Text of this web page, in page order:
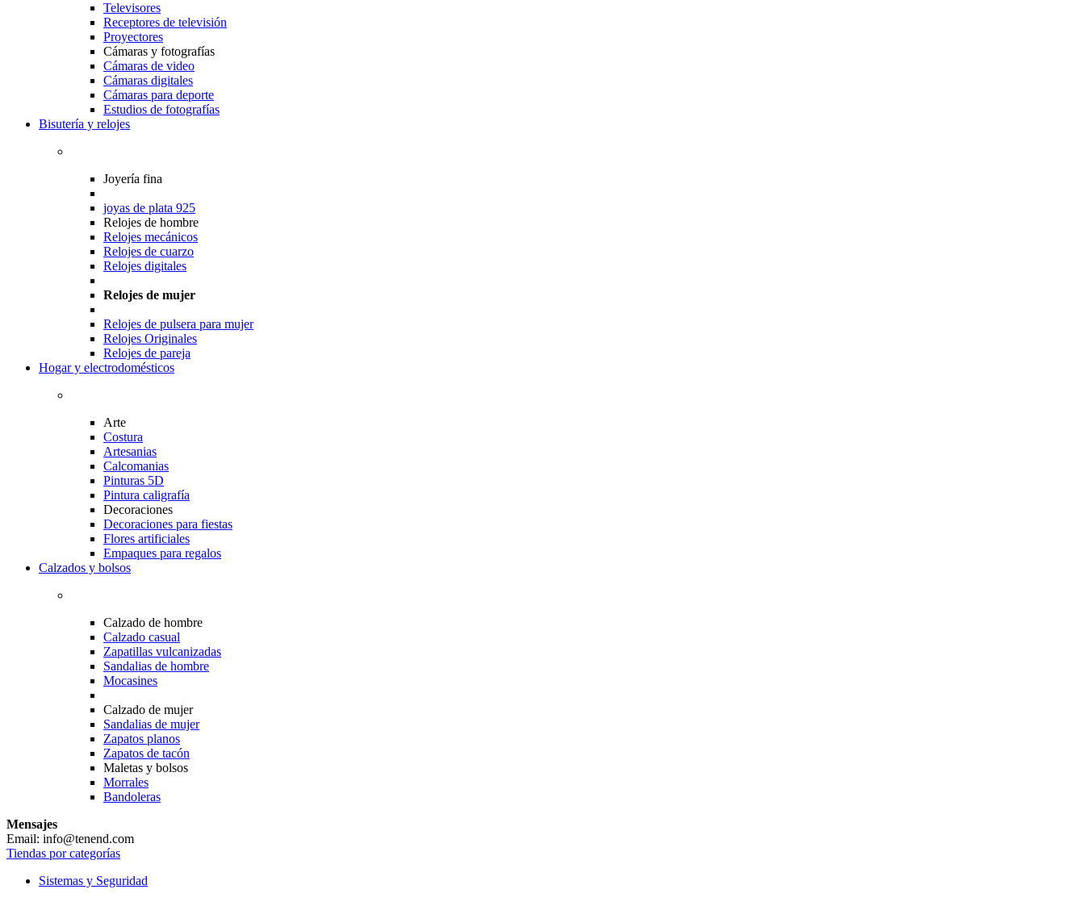
Televisores
Receptores de televisión
Proyectores
Cámaras y fotografías
Cámaras de video
Cámaras digitales
Cámaras para deporte
Estudios de fotografías
Bisutería y relojes
Joyería fina
joyas de plata 925
Relojes de hombre
Relojes mecánicos
Relojes de cuarzo
Relojes digitales
Relojes de mujer
Relojes de pulsera para mujer
Relojes Originales
Relojes de pareja
Hogar y electrodomésticos
Arte
Costura
Artesanias
Calcomanias
Pinturas 5D
Pintura caligrafía
Decoraciones
Decoraciones para fiestas
Flores artificiales
Empaques para regalos
Calzados y bolsos
Calzado de hombre
Calzado casual
Zapatillas vulcanizadas
Sandalias de hombre
Mocasines
Calzado de mujer
Sandalias de mujer
Zapatos planos
Zapatos de tacón
Maletas y bolsos
Morrales
Bandoleras
Mensajes
Email: info@tenend.com
Tiendas por categorías
Sistemas y Seguridad